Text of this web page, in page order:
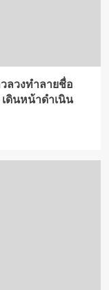
ลวงทำลายชื่อ
เดินหน้าดำเนิน